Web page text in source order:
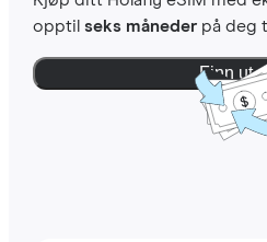
opptil seks månederpå deg
Finn ut